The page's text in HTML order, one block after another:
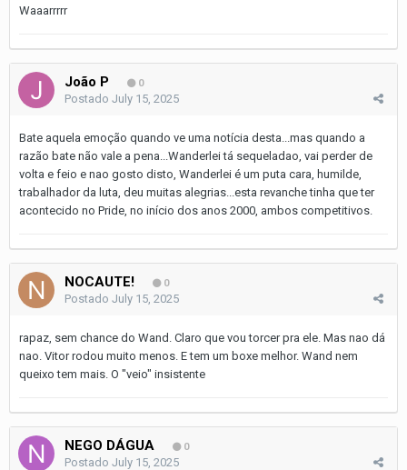
Waaarrrrr
João P 0
Postado July 15, 2025
Bate aquela emoção quando ve uma notícia desta...mas quando a
razão bate não vale a pena...Wanderlei tá sequeladao, vai perder de
volta e feio e nao gosto disto, Wanderlei é um puta cara, humilde,
trabalhador da luta, deu muitas alegrias...esta revanche tinha que ter
acontecido no Pride, no início dos anos 2000, ambos competitivos.
NOCAUTE! 0
Postado July 15, 2025
rapaz, sem chance do Wand. Claro que vou torcer pra ele. Mas nao dá
nao. Vitor rodou muito menos. E tem um boxe melhor. Wand nem
queixo tem mais. O "veio" insistente
NEGO DÁGUA 0
Postado July 15, 2025